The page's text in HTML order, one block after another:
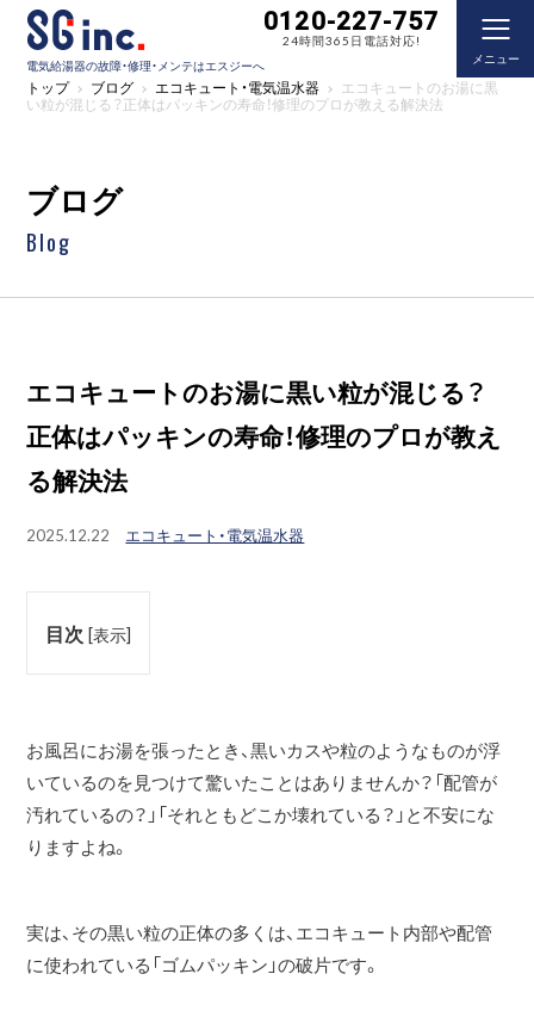
電気給湯器の故障・修理・メンテはエスジーへ
0120-227-757
24時間365日電話対応!
メニュー
トップ ブログ エコキュート・電気温水器 エコキュートのお湯に黒
い粒が混じる？正体はパッキンの寿命！修理のプロが教える解決法
ブログ
Blog
エコキュートのお湯に黒い粒が混じる？
正体はパッキンの寿命！修理のプロが教え
る解決法
2025.12.22 エコキュート・電気温水器
目次 [表示]
お風呂にお湯を張ったとき、黒いカスや粒のようなものが浮
いているのを見つけて驚いたことはありませんか？「配管が
汚れているの？」「それともどこか壊れている？」と不安にな
りますよね。
実は、その黒い粒の正体の多くは、エコキュート内部や配管
に使われている「ゴムパッキン」の破片です。